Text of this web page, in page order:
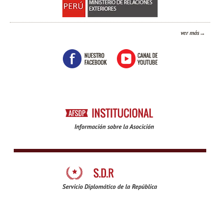
ver más